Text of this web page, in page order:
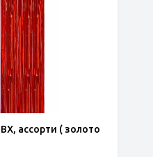
ассорти ( золото